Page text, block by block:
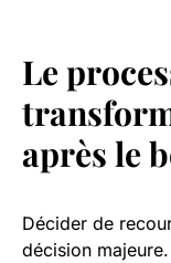
Le
après le
Décider de
décision